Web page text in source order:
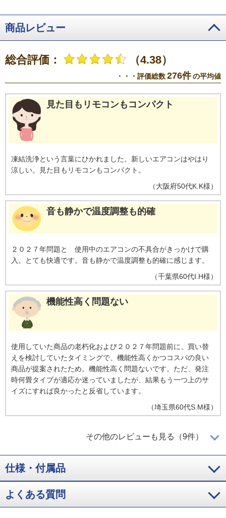
入れ】ダストボックスは半年に1回を目安に定期的に確認して、ホコリがたま
っているようならお手入れをしてください。
※13【最上位モデルにも搭載
／プラズマイオン空清】Xシリーズ搭載「パワフルPremiumプラズマ空清」と
ラスチック素材とステンレスの比較。JIS粉体8種・11種混合。約8時間送風運
※15【除菌／ステンレス通風路・ス
テンレスフラップ】エアコンから出る空気を除菌しているわけではありませ
り運転で省エネ】RAS-GT4026D、洋室14畳。冷房時:外気温35℃、設定温度
27℃、風速自動において、室温安定時の1時間あたりの積算消費電力量が
［ecoこれっきり］ON（262Wh）とOFF（303Wh）との比較。カーテンを閉
め切った日射量の少ない日中を想定。
の室外機の吸い込み空気温度。ベランダなど狭小スペースに設置した場合、
ださい。また、高温の場合、製品保護のため運転しないことがあります。使
用環境により能力が低下する場合があります。
で凍結洗浄】2026年4月時点で販売されている国内家庭用エアコンにおいて。
熱交換器を自動で凍結させ洗浄する技術。室外機の［凍結洗浄］は出荷時に
は設定されておらず、お客様による設定が必要
商品レビュー
総合評価： （4.38）
・・・評価総数276件の平均値
見た目もリモコンもコンパクト
凍結洗浄という言葉にひかれました。新しいエアコンはやはり
涼しい。見た目もリモコンもコンパクト。
（大阪府50代K.K様）
音も静かで温度調整も的確
２０２７年問題と 使用中のエアコンの不具合がきっかけで購
入。とても快適です。音も静かで温度調整も的確に感じます。
（千葉県60代I.H様）
機能性高く問題ない
使用していた商品の老朽化および２０２７年問題前に、買い替
えを検討していたタイミングで、機能性高くかつコスパの良い
商品が提案されたため。機能性高く問題ないです。ただ、発注
時何畳タイプが適応か迷っていましたが、結果もう一つ上のサ
イズにすれば良かったと反省しています。
（埼玉県60代S.M様）
みはっておやすみが助かる
ていたエアコンもいつ壊れるかわからなかったから買い替え。
みはっておやすみ機能でタイマーが切れても、温度が上がると
その他のレビューも見る（9件）
仕様・付属品
よくある質問